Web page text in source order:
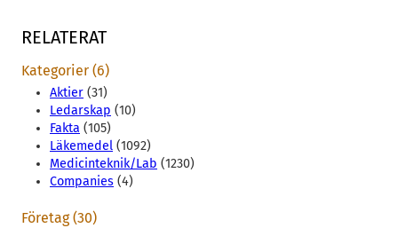
RELATERAT
Kategorier (6)
Aktier (31)
Ledarskap (10)
Fakta (105)
Läkemedel (1092)
Medicinteknik/Lab (1230)
Companies (4)
Företag (30)